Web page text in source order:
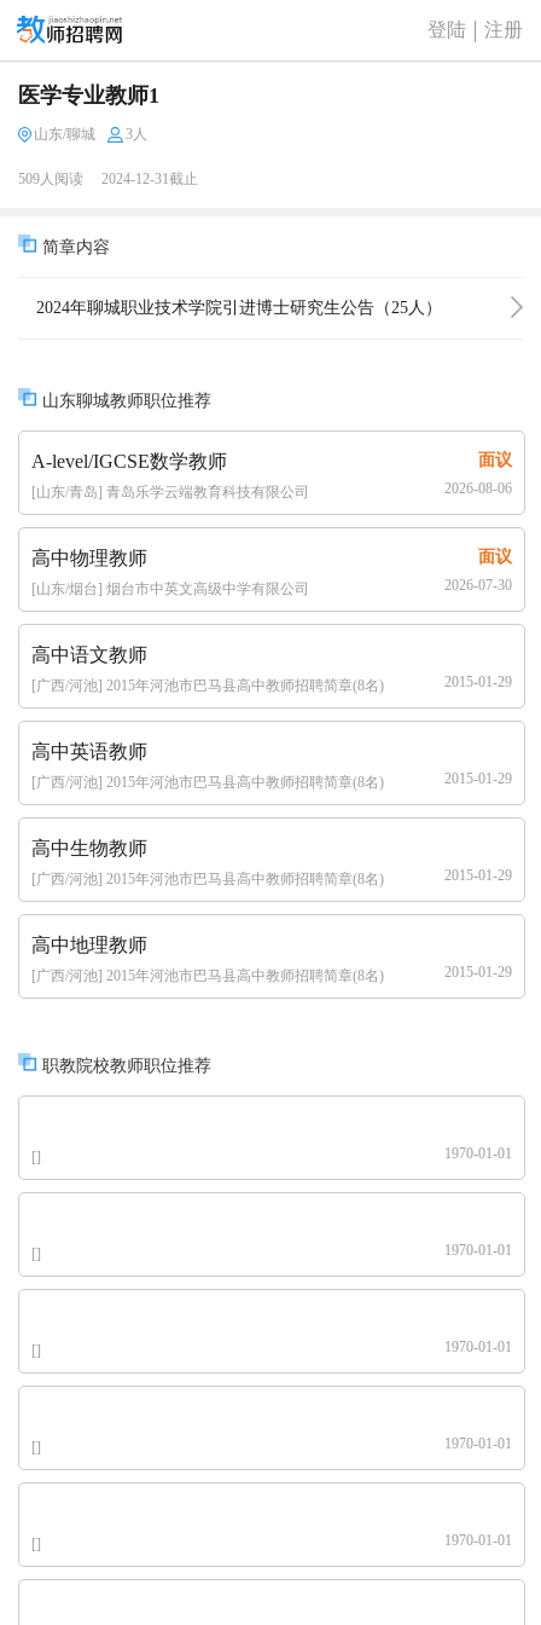
登陆 注册
医学专业教师1
山东/聊城 3人
509人阅读 2024-12-31截止
简章内容
2024年聊城职业技术学院引进博士研究生公告（25人）
山东聊城教师职位推荐
A-level/IGCSE数学教师 面议
[山东/青岛] 青岛乐学云端教育科技有限公司 2026-08-06
高中物理教师 面议
[山东/烟台] 烟台市中英文高级中学有限公司 2026-07-30
高中语文教师
[广西/河池] 2015年河池市巴马县高中教师招聘简章(8名) 2015-01-29
高中英语教师
[广西/河池] 2015年河池市巴马县高中教师招聘简章(8名) 2015-01-29
高中生物教师
[广西/河池] 2015年河池市巴马县高中教师招聘简章(8名) 2015-01-29
高中地理教师
[广西/河池] 2015年河池市巴马县高中教师招聘简章(8名) 2015-01-29
职教院校教师职位推荐
[] 1970-01-01
[] 1970-01-01
[] 1970-01-01
[] 1970-01-01
[] 1970-01-01